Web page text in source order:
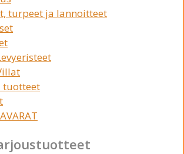
turpeet ja lannoitteet
tuotteet